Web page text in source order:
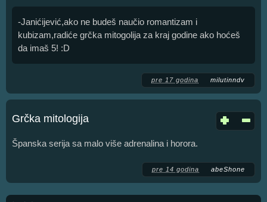
-Janićijević,ako ne budeš naučio romantizam i
kubizam,radiće grčka mitogolija za kraj godine ako hoćeš
da imaš 5! :D
pre 17 godina milutinndv
Grčka mitologija
Španska serija sa malo više adrenalina i horora.
pre 14 godina abeShone